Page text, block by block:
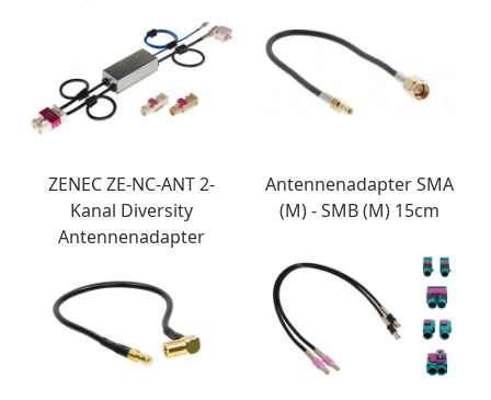
ZENEC ZE-NC-ANT 2-
Kanal Diversity
Antennenadapter
Antennenadapter SMA
(M) - SMB (M) 15cm